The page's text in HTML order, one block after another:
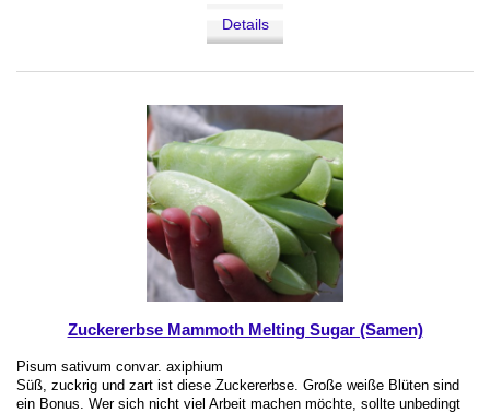
Details
Zuckererbse Mammoth Melting Sugar (Samen)
Pisum sativum convar. axiphium
Süß, zuckrig und zart ist diese Zuckererbse. Große weiße Blüten sind
ein Bonus. Wer sich nicht viel Arbeit machen möchte, sollte unbedingt